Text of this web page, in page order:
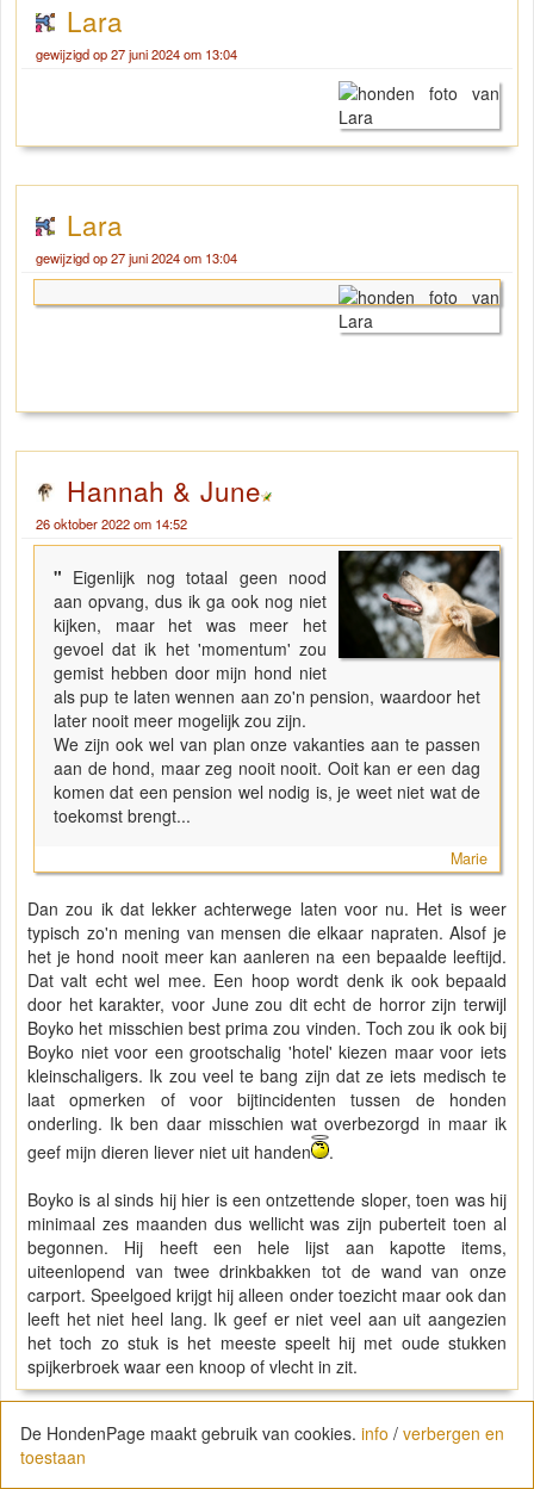
Lara
gewijzigd op 27 juni 2024 om 13:04
Lara
gewijzigd op 27 juni 2024 om 13:04
Hannah & June
26 oktober 2022 om 14:52
" Eigenlijk nog totaal geen nood
aan opvang, dus ik ga ook nog niet
kijken, maar het was meer het
gevoel dat ik het 'momentum' zou
gemist hebben door mijn hond niet
als pup te laten wennen aan zo'n pension, waardoor het
later nooit meer mogelijk zou zijn.
We zijn ook wel van plan onze vakanties aan te passen
aan de hond, maar zeg nooit nooit. Ooit kan er een dag
komen dat een pension wel nodig is, je weet niet wat de
toekomst brengt...
Marie
Dan zou ik dat lekker achterwege laten voor nu. Het is weer
typisch zo'n mening van mensen die elkaar napraten. Alsof je
het je hond nooit meer kan aanleren na een bepaalde leeftijd.
Dat valt echt wel mee. Een hoop wordt denk ik ook bepaald
door het karakter, voor June zou dit echt de horror zijn terwijl
Boyko het misschien best prima zou vinden. Toch zou ik ook bij
Boyko niet voor een grootschalig 'hotel' kiezen maar voor iets
kleinschaligers. Ik zou veel te bang zijn dat ze iets medisch te
laat opmerken of voor bijtincidenten tussen de honden
onderling. Ik ben daar misschien wat overbezorgd in maar ik
geef mijn dieren liever niet uit handen
.
Boyko is al sinds hij hier is een ontzettende sloper, toen was hij
minimaal zes maanden dus wellicht was zijn puberteit toen al
begonnen. Hij heeft een hele lijst aan kapotte items,
uiteenlopend van twee drinkbakken tot de wand van onze
carport. Speelgoed krijgt hij alleen onder toezicht maar ook dan
leeft het niet heel lang. Ik geef er niet veel aan uit aangezien
het toch zo stuk is het meeste speelt hij met oude stukken
spijkerbroek waar een knoop of vlecht in zit.
Jelena_en_Flux
De HondenPage maakt gebruik van cookies. info / verbergen en
toestaan